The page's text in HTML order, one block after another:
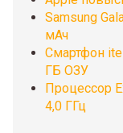
Samsung
мАч
Смартфон
ГБ ОЗУ
Процессор
4,0 ГГц